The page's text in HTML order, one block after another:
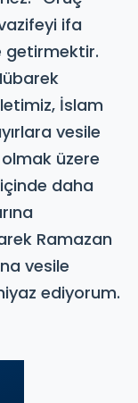
ifa
getirmektir.
İslam
vesile
üzere
daha
Ramazan
vesile
ediyorum.